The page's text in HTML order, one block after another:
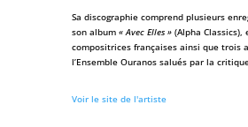
Sa discographie comprend plusieurs
son album « Avec Elles »(Alpha Classics),
compositrices françaises ainsi que trois
l’Ensemble Ouranos salués par la
Voir le site de l'artiste